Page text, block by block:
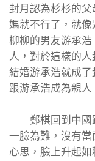
封月認為杉杉的
媽就不行了，就
柳柳的男友游承
人，對於這樣的
結婚游承浩就成
跟游承浩成為親人
鄭棋回到中國
一臉為難，沒有
心思，臉上升起